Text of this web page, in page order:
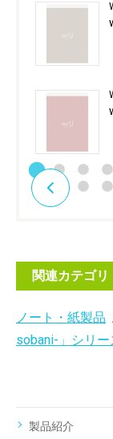
関連カテゴリ
ノート・紙製品
sobani-」シリー
製品紹介